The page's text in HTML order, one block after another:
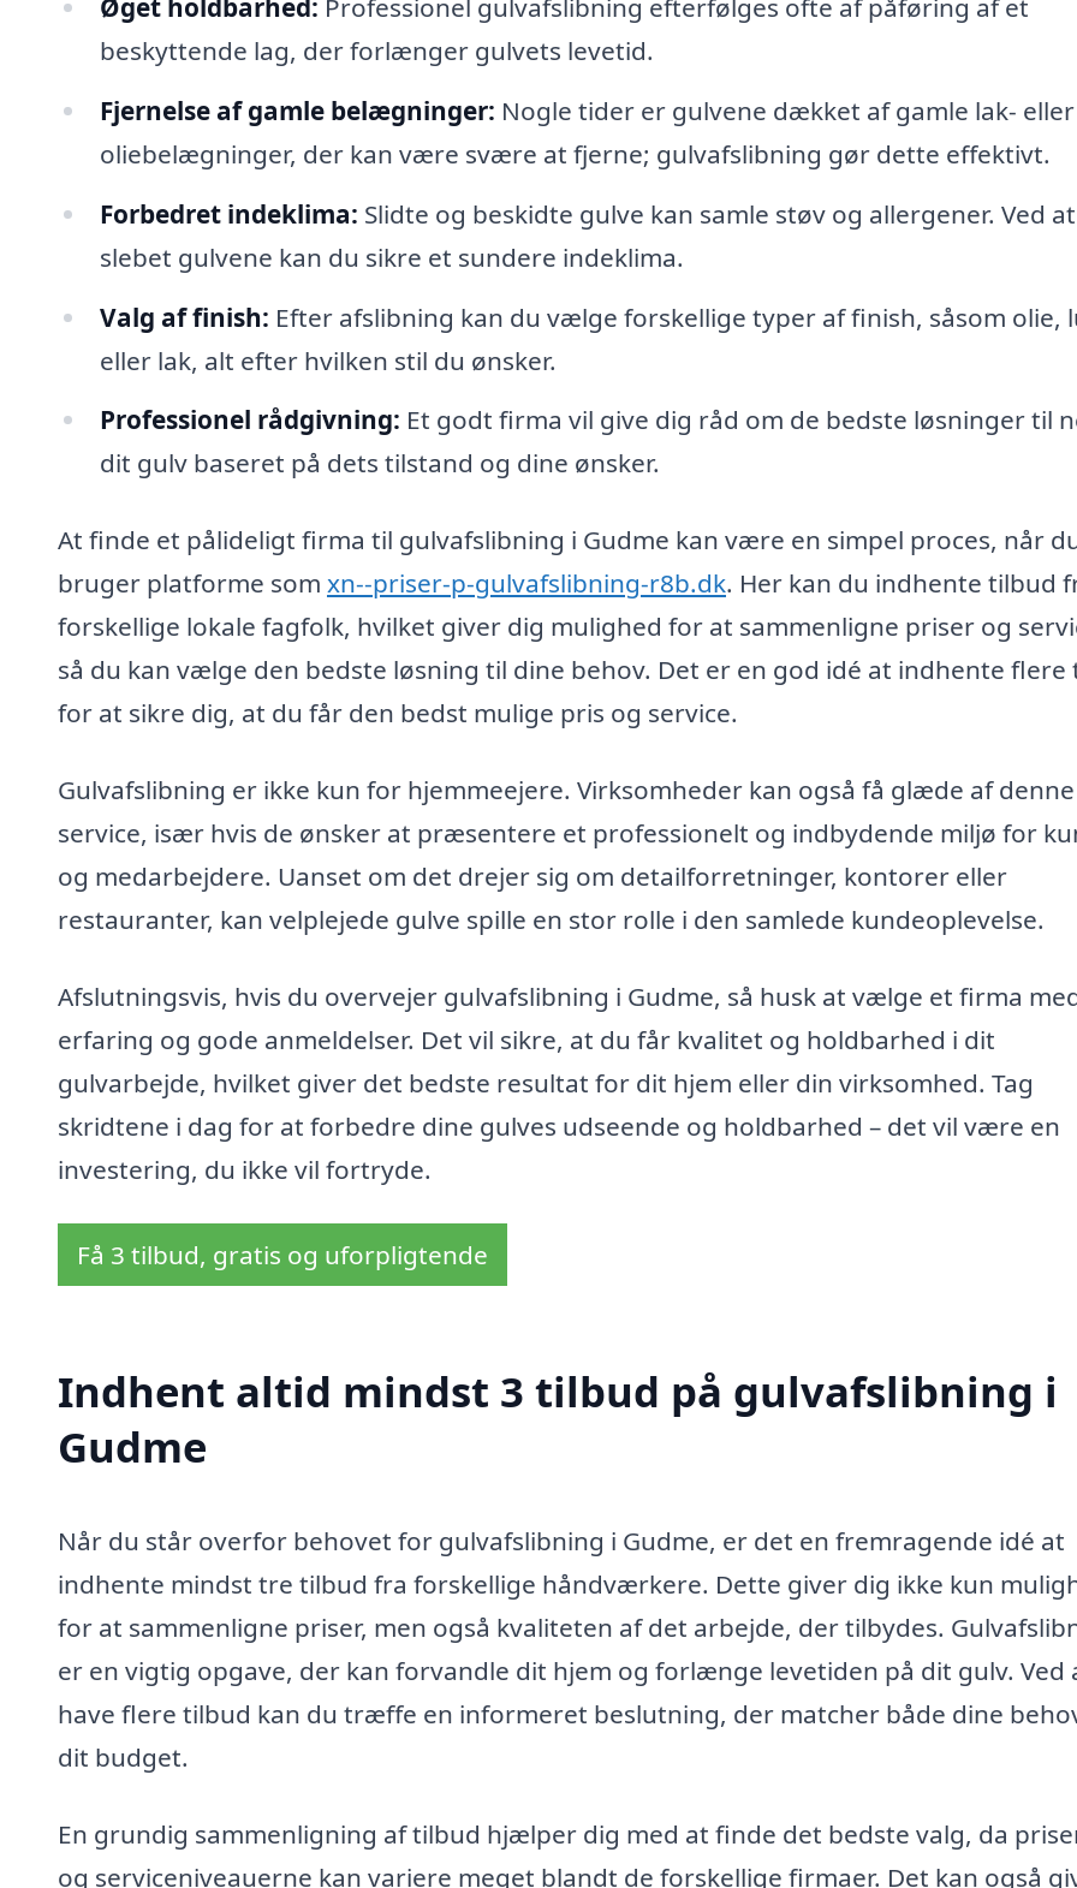
Øget holdbarhed: Professionel gulvafslibning efterfølges ofte af påføring af et
beskyttende lag, der forlænger gulvets levetid.
Fjernelse af gamle belægninger: Nogle tider er gulvene dækket af gamle lak- eller
oliebelægninger, der kan være svære at fjerne; gulvafslibning gør dette effektivt.
Forbedret indeklima: Slidte og beskidte gulve kan samle støv og allergener. Ved
slebet gulvene kan du sikre et sundere indeklima.
Valg af finish: Efter afslibning kan du vælge forskellige typer af finish, såsom olie,
eller lak, alt efter hvilken stil du ønsker.
Professionel rådgivning: Et godt firma vil give dig råd om de bedste løsninger til
dit gulv baseret på dets tilstand og dine ønsker.
At finde et pålideligt firma til gulvafslibning i Gudme kan være en simpel proces, når
bruger platforme som xn--priser-p-gulvafslibning-r8b.dk. Her kan du indhente tilbud
forskellige lokale fagfolk, hvilket giver dig mulighed for at sammenligne priser og
så du kan vælge den bedste løsning til dine behov. Det er en god idé at indhente flere
for at sikre dig, at du får den bedst mulige pris og service.
Gulvafslibning er ikke kun for hjemmeejere. Virksomheder kan også få glæde af denne
service, især hvis de ønsker at præsentere et professionelt og indbydende miljø for
og medarbejdere. Uanset om det drejer sig om detailforretninger, kontorer eller
restauranter, kan velplejede gulve spille en stor rolle i den samlede kundeoplevelse.
Afslutningsvis, hvis du overvejer gulvafslibning i Gudme, så husk at vælge et firma
erfaring og gode anmeldelser. Det vil sikre, at du får kvalitet og holdbarhed i dit
gulvarbejde, hvilket giver det bedste resultat for dit hjem eller din virksomhed. Tag
skridtene i dag for at forbedre dine gulves udseende og holdbarhed – det vil være en
investering, du ikke vil fortryde.
Få 3 tilbud, gratis og uforpligtende
Indhent altid mindst 3 tilbud på gulvafslibning i
Gudme
Når du står overfor behovet for gulvafslibning i Gudme, er det en fremragende idé at
indhente mindst tre tilbud fra forskellige håndværkere. Dette giver dig ikke kun
for at sammenligne priser, men også kvaliteten af det arbejde, der tilbydes.
er en vigtig opgave, der kan forvandle dit hjem og forlænge levetiden på dit gulv. Ved
have flere tilbud kan du træffe en informeret beslutning, der matcher både dine
dit budget.
En grundig sammenligning af tilbud hjælper dig med at finde det bedste valg, da
og serviceniveauerne kan variere meget blandt de forskellige firmaer. Det kan også